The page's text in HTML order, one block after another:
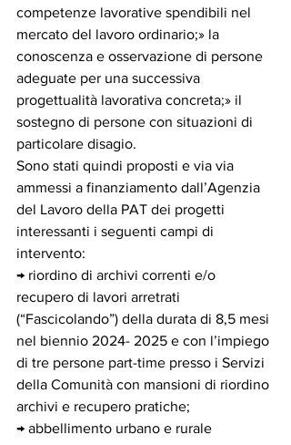
competenze lavorative spendibili nel
mercato del lavoro ordinario;» la
conoscenza e osservazione di persone
adeguate per una successiva
progettualità lavorativa concreta;» il
sostegno di persone con situazioni di
particolare disagio.
Sono stati quindi proposti e via via
ammessi a finanziamento dall’Agenzia
del Lavoro della PAT dei progetti
interessanti i seguenti campi di
intervento:
→ riordino di archivi correnti e/o
recupero di lavori arretrati
(“Fascicolando”) della durata di 8,5 mesi
nel biennio 2024- 2025 e con l’impiego
di tre persone part-time presso i Servizi
della Comunità con mansioni di riordino
archivi e recupero pratiche;
→ abbellimento urbano e rurale